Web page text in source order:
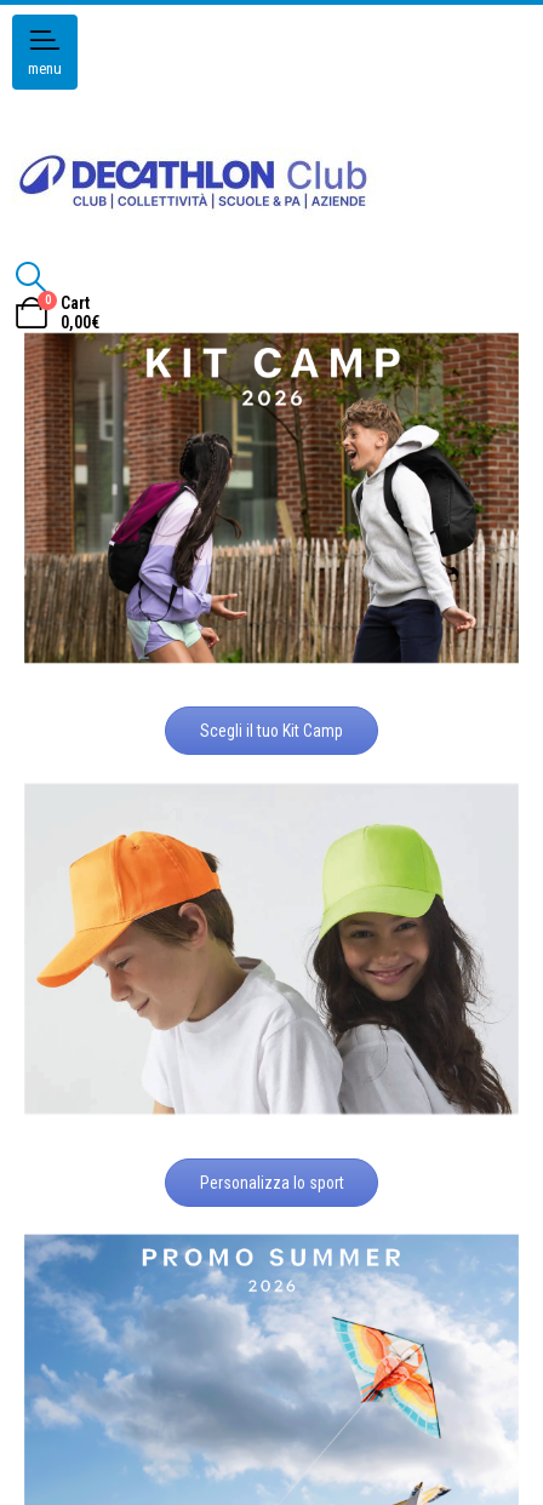
menu
0
Cart
0,00€
Scegli il tuo Kit Camp
Personalizza lo sport